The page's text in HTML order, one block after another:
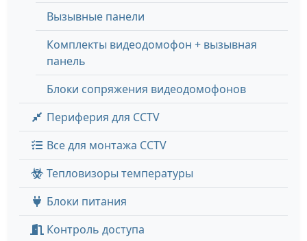
Вызывные панели
Комплекты видеодомофон + вызывная
панель
Блоки сопряжения видеодомофонов
Периферия для CCTV
Все для монтажа CCTV
Тепловизоры температуры
Блоки питания
Контроль доступа